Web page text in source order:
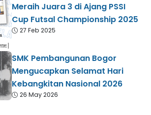
Meraih Juara 3 di Ajang PSSI
Cup Futsal Championship 2025
27 Feb 2025
SMK Pembangunan Bogor
Mengucapkan Selamat Hari
Kebangkitan Nasional 2026
26 May 2026